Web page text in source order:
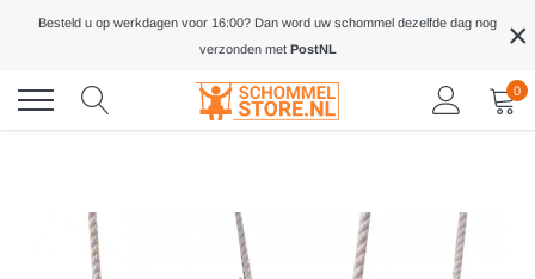
inhoud
Besteld u op werkdagen voor 16:00? Dan word uw schommel dezelfde dag nog
verzonden met PostNL ×
0